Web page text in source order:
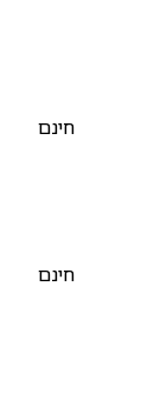
חינם
חינם